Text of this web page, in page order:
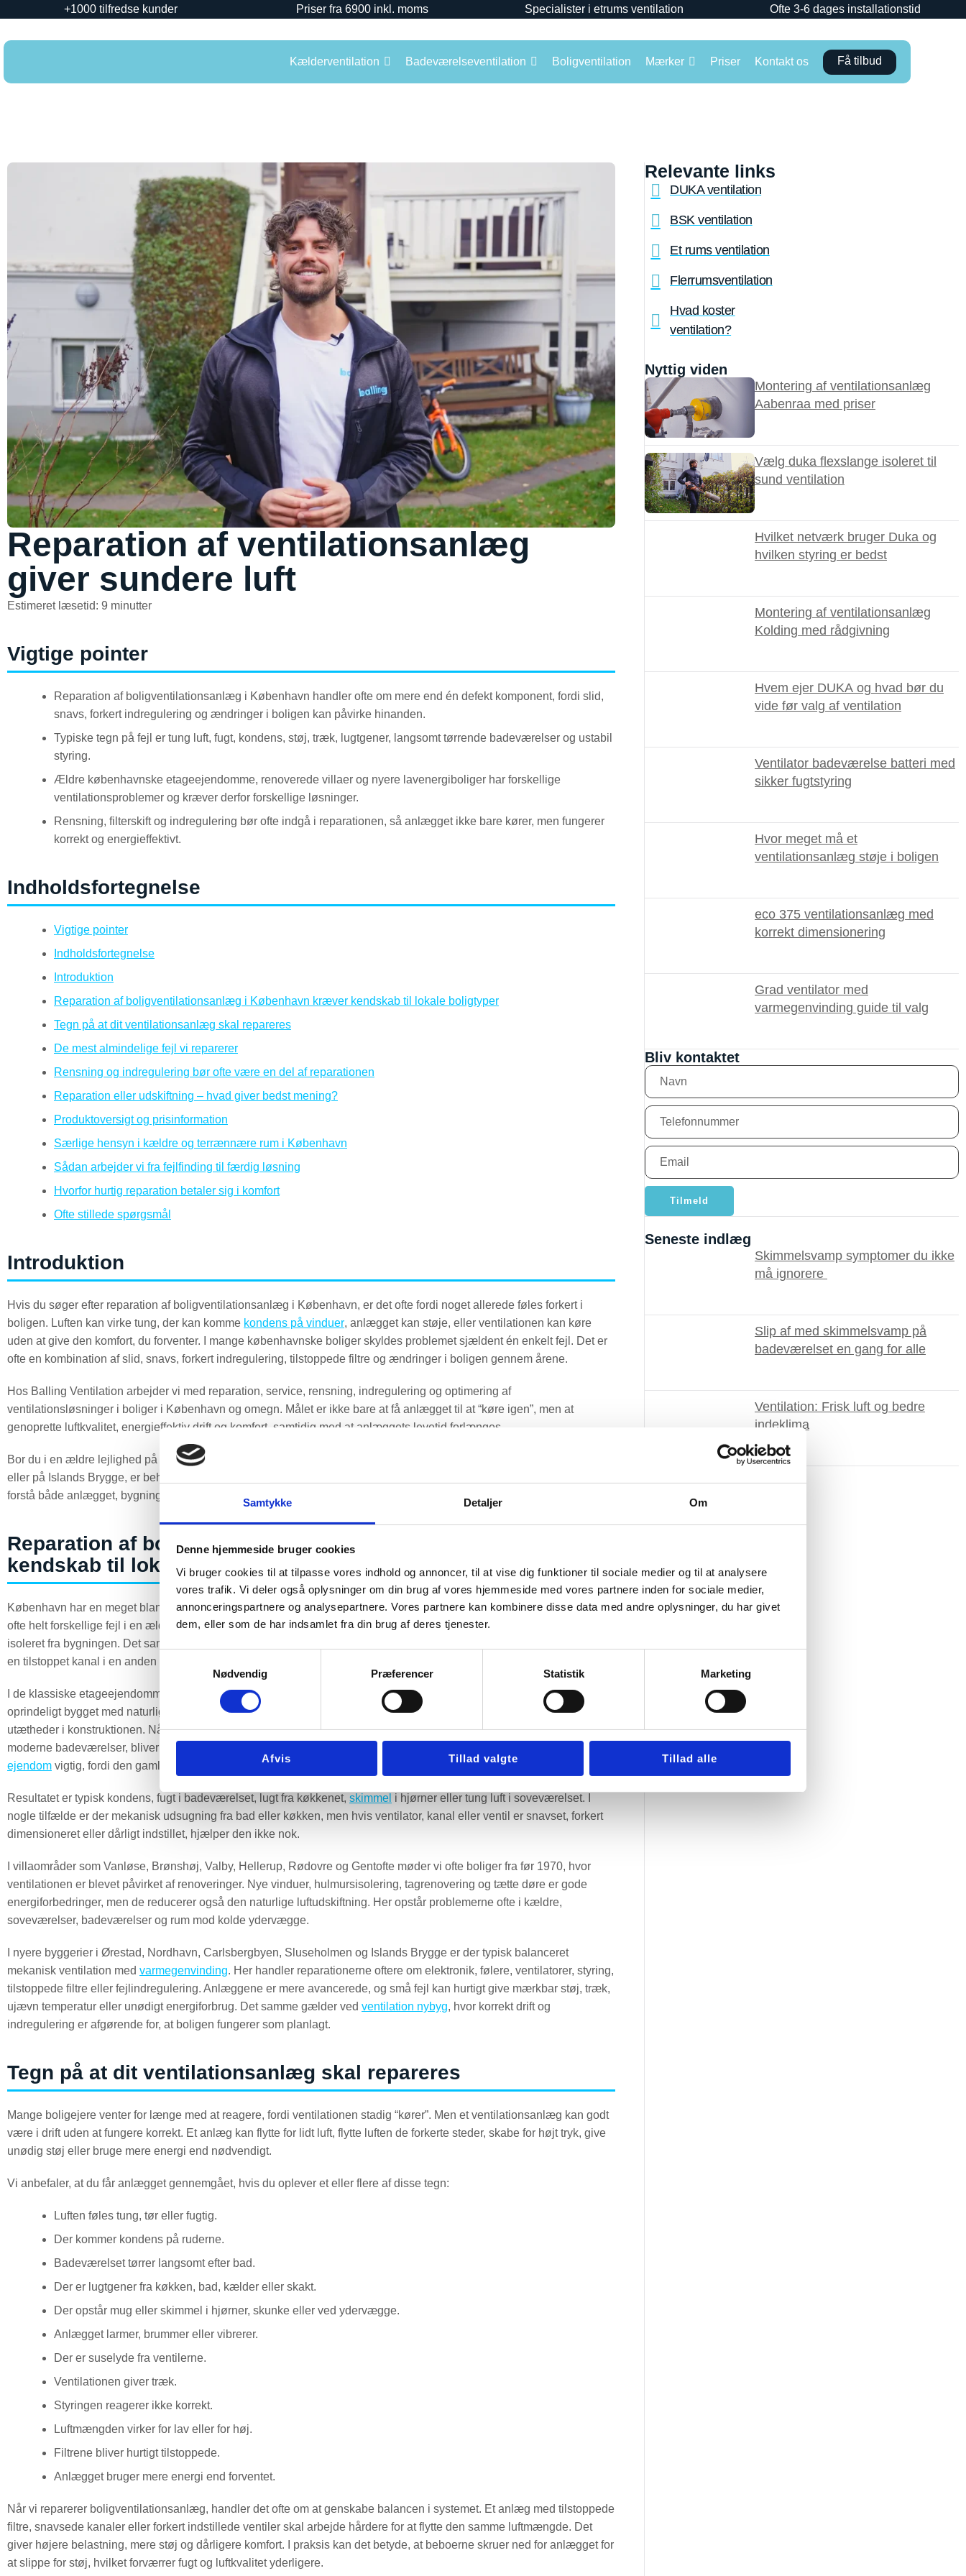
Samtykke Detaljer Om
Denne hjemmeside bruger cookies
Vi bruger cookies til at tilpasse vores indhold og annoncer, til at vise dig funktioner til sociale medier og til at analysere
vores trafik. Vi deler også oplysninger om din brug af vores hjemmeside med vores partnere inden for sociale medier,
annonceringspartnere og analysepartnere. Vores partnere kan kombinere disse data med andre oplysninger, du har givet
dem, eller som de har indsamlet fra din brug af deres tjenester.
Nødvendig
Præferencer Statistik Marketing
Afvis Tillad valgte Tillad alle
+1000 tilfredse kunder Priser fra 6900 inkl. moms Specialister i etrums ventilation Ofte 3-6 dages installationstid
Kælderventilation Badeværelseventilation Boligventilation Mærker Priser Kontakt os Få tilbud
Reparation af ventilationsanlæg
giver sundere luft
Estimeret læsetid: 9 minutter
Vigtige pointer
Reparation af boligventilationsanlæg i København handler ofte om mere end én defekt komponent, fordi slid,
snavs, forkert indregulering og ændringer i boligen kan påvirke hinanden.
Typiske tegn på fejl er tung luft, fugt, kondens, støj, træk, lugtgener, langsomt tørrende badeværelser og ustabil
styring.
Ældre københavnske etageejendomme, renoverede villaer og nyere lavenergiboliger har forskellige
ventilationsproblemer og kræver derfor forskellige løsninger.
Rensning, filterskift og indregulering bør ofte indgå i reparationen, så anlægget ikke bare kører, men fungerer
korrekt og energieffektivt.
Indholdsfortegnelse
Vigtige pointer
Indholdsfortegnelse
Introduktion
Reparation af boligventilationsanlæg i København kræver kendskab til lokale boligtyper
Tegn på at dit ventilationsanlæg skal repareres
De mest almindelige fejl vi reparerer
Rensning og indregulering bør ofte være en del af reparationen
Reparation eller udskiftning – hvad giver bedst mening?
Produktoversigt og prisinformation
Særlige hensyn i kældre og terrænnære rum i København
Sådan arbejder vi fra fejlfinding til færdig løsning
Hvorfor hurtig reparation betaler sig i komfort
Ofte stillede spørgsmål
Introduktion
Hvis du søger efter reparation af boligventilationsanlæg i København, er det ofte fordi noget allerede føles forkert i
boligen. Luften kan virke tung, der kan komme kondens på vinduer, anlægget kan støje, eller ventilationen kan køre
uden at give den komfort, du forventer. I mange københavnske boliger skyldes problemet sjældent én enkelt fejl. Det er
ofte en kombination af slid, snavs, forkert indregulering, tilstoppede filtre og ændringer i boligen gennem årene.
Hos Balling Ventilation arbejder vi med reparation, service, rensning, indregulering og optimering af
ventilationsløsninger i boliger i København og omegn. Målet er ikke bare at få anlægget til at “køre igen”, men at
genoprette luftkvalitet, energieffektiv drift og komfort, samtidig med at anlæggets levetid forlænges.
Bor du i en ældre lejlighed på Østerbro, en villa i Vanløse, et rækkehus i Valby eller en nyere bolig i Nordhavn, Ørestad
eller på Islands Brygge, er behovet for
forstå både anlægget, bygningen og den måde boligen bruges på i hverdagen.
Reparation af boligventilationsanlæg i København kræver
kendskab til lokale boligtyper
København har en meget blandet boligmasse, og det har stor betydning for, hvordan ventilationsproblemer opstår. Vi ser
ofte helt forskellige fejl i en ældre brokvarterslejlighed end i en nyere lavenergibolig. Et anlæg kan derfor ikke vurderes
isoleret fra bygningen. Det samme symptom, for eksempel fugt i badeværelset, kan skyldes et slidt aggregat i én bolig,
en tilstoppet kanal i en anden og manglende tilluft i en tredje.
I de klassiske etageejendomme på Nørrebro, Vesterbro, Frederiksberg, Østerbro og dele af Amager er mange boliger
oprindeligt bygget med naturlig ventilation. Det vil sige luftskifte via skorstene, aftrækskanaler, spalteventiler og
utætheder i konstruktionen. Når der senere er kommet nye tætte vinduer, efterisolering, renoverede køkkener og
moderne badeværelser, bliver boligen ofte langt tættere end oprindeligt tænkt. Her er viden om
ejendom vigtig, fordi den gamle løsning ikke altid kan følge med de nye forhold.
Resultatet er typisk kondens, fugt i badeværelset, lugt fra køkkenet, skimmel i hjørner eller tung luft i soveværelset. I
nogle tilfælde er der mekanisk udsugning fra bad eller køkken, men hvis ventilator, kanal eller ventil er snavset, forkert
dimensioneret eller dårligt indstillet, hjælper den ikke nok.
I villaområder som Vanløse, Brønshøj, Valby, Hellerup, Rødovre og Gentofte møder vi ofte boliger fra før 1970, hvor
ventilationen er blevet påvirket af renoveringer. Nye vinduer, hulmursisolering, tagrenovering og tætte døre er gode
energiforbedringer, men de reducerer også den naturlige luftudskiftning. Her opstår problemerne ofte i kældre,
soveværelser, badeværelser og rum mod kolde ydervægge.
I nyere byggerier i Ørestad, Nordhavn, Carlsbergbyen, Sluseholmen og Islands Brygge er der typisk balanceret
mekanisk ventilation med varmegenvinding. Her handler reparationerne oftere om elektronik, følere, ventilatorer, styring,
tilstoppede filtre eller fejlindregulering. Anlæggene er mere avancerede, og små fejl kan hurtigt give mærkbar støj, træk,
ujævn temperatur eller unødigt energiforbrug. Det samme gælder ved ventilation nybyg, hvor korrekt drift og
indregulering er afgørende for, at boligen fungerer som planlagt.
Tegn på at dit ventilationsanlæg skal repareres
Mange boligejere venter for længe med at reagere, fordi ventilationen stadig “kører”. Men et ventilationsanlæg kan godt
være i drift uden at fungere korrekt. Et anlæg kan flytte for lidt luft, flytte luften de forkerte steder, skabe for højt tryk, give
unødig støj eller bruge mere energi end nødvendigt.
Vi anbefaler, at du får anlægget gennemgået, hvis du oplever et eller flere af disse tegn:
Luften føles tung, tør eller fugtig.
Der kommer kondens på ruderne.
Badeværelset tørrer langsomt efter bad.
Der er lugtgener fra køkken, bad, kælder eller skakt.
Der opstår mug eller skimmel i hjørner, skunke eller ved ydervægge.
Anlægget larmer, brummer eller vibrerer.
Der er suselyde fra ventilerne.
Ventilationen giver træk.
Styringen reagerer ikke korrekt.
Luftmængden virker for lav eller for høj.
Filtrene bliver hurtigt tilstoppede.
Anlægget bruger mere energi end forventet.
Når vi reparerer boligventilationsanlæg, handler det ofte om at genskabe balancen i systemet. Et anlæg med tilstoppede
filtre, snavsede kanaler eller forkert indstillede ventiler skal arbejde hårdere for at flytte den samme luftmængde. Det
giver højere belastning, mere støj og dårligere komfort. I praksis kan det betyde, at beboerne skruer ned for anlægget for
at slippe for støj, hvilket forværrer fugt og luftkvalitet yderligere.
Relevante links
DUKA ventilation
BSK ventilation
Et rums ventilation
Flerrumsventilation
Hvad koster
ventilation?
Nyttig viden
Montering af ventilationsanlæg
Aabenraa med priser
Vælg duka flexslange isoleret til
sund ventilation
Hvilket netværk bruger Duka og
hvilken styring er bedst
Montering af ventilationsanlæg
Kolding med rådgivning
Hvem ejer DUKA og hvad bør du
vide før valg af ventilation
Ventilator badeværelse batteri med
sikker fugtstyring
Hvor meget må et
ventilationsanlæg støje i boligen
eco 375 ventilationsanlæg med
korrekt dimensionering
Grad ventilator med
varmegenvinding guide til valg
Bliv kontaktet
Tilmeld
Seneste indlæg
Skimmelsvamp symptomer du ikke
må ignorere ​
Slip af med skimmelsvamp på
badeværelset en gang for alle
Ventilation: Frisk luft og bedre
indeklima